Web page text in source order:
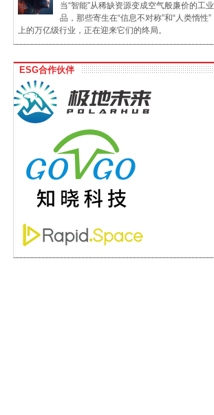
当“智能”从稀缺资源变成空气般廉价的工业
品，那些寄生在“信息不对称”和“人类惰性”
上的万亿级行业，正在迎来它们的终局。
ESG合作伙伴